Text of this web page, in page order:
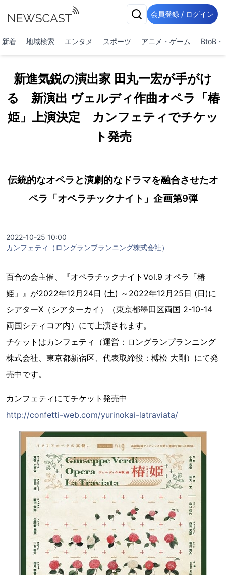
会員登録 / ログイン
新着 地域検索 エンタメ スポーツ アニメ・ゲーム BtoB・
新進気鋭の演出家 田丸一宏が手がけ
る 新演出 ヴェルディ作曲オペラ「椿
姫」上演決定 カンフェティでチケッ
ト発売
伝統的なオペラと演劇的なドラマを融合させたオ
ペラ「オペラチックナイト」企画第9弾
2022-10-25 10:00
カンフェティ（ロングランプランニング株式会社）
百合の会主催、『オペラチックナイトVol.9 オペラ「椿
姫」』が2022年12月24日 (土) ～2022年12月25日 (日)に
シアターX（シアターカイ）（東京都墨田区両国 2-10-14
両国シティコア内）にて上演されます。
チケットはカンフェティ（運営：ロングランプランニング
株式会社、東京都新宿区、代表取締役：榑松 大剛）にて発
売中です。
カンフェティにてチケット発売中
http://confetti-web.com/yurinokai-latraviata/